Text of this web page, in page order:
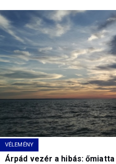
VÉLEMÉNY
Árpád vezér a hibás: